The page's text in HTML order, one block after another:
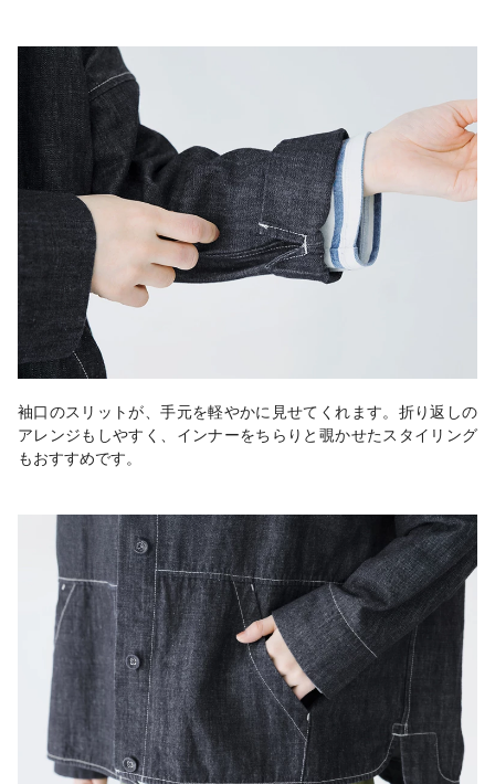
袖口のスリットが、手元を軽やかに見せてくれます。折り返しの
アレンジもしやすく、インナーをちらりと覗かせたスタイリング
もおすすめです。